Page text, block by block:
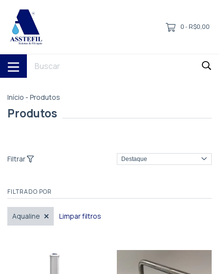
0 - R$0,00
Início - Produtos
Produtos
Filtrar
FILTRADO POR
Aqualine Limpar filtros